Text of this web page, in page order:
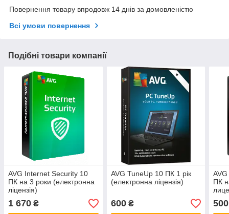
Повернення товару впродовж 14 днів за домовленістю
Всі умови повернення
Подібні товари компанії
AVG Internet Security 10
ПК на 3 роки (електронна
ліцензія)
1 670 ₴
AVG TuneUp 10 ПК 1 рік
(електронна ліцензія)
600₴
ПК
500